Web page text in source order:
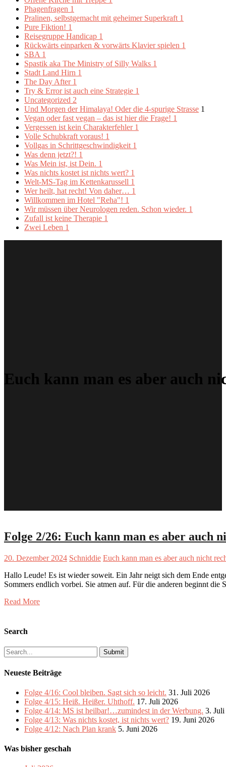
Phagenfragen 1
Pralinen, selbstgemacht mit geheimer Superkraft 1
Pure Fiktion! 1
Reisegruppe Handicap 1
Rückwärts einparken & vorwärts Klavier spielen 1
SBA 1
Spastik aka The Ministry of Silly Walks 1
Stadt Land Hirn 1
The Day After 1
Try & Error ist auch eine Strategie 1
Uncategorized 2
Und Morgen der Himalaya! Oder die 4-spurige Strasse 1
Vegan oder fast vegan – das ist hier die Frage! 1
Vergessen ist kein Charakterfehler 1
Volle Schubkraft voraus! 1
Vollgas in Schrittgeschwindigkeit 1
Was denn jetzt?! 1
Was Mein ist, ist Dein. 1
Was nichts kostet ist nichts wert? 1
Welt-MS-Tag im Kettenkarussell 1
Wer heilt, hat recht! Von daher… 1
Willkommen im Hotel "Reha"! 1
Wir müssen über Neurologen reden. Schon wieder. 1
Zufall ist keine Therapie 1
Zwei Leben 1
Euch kann man es aber auch
Folge 2/26: Euch kann man es aber auch
20. Dezember 2024 Schniddie Euch kann man es aber auch nicht
Hallo Leude! Es ist wieder soweit. Ein Jahr neigt sich dem Ende
Sommers endlich vorbei. Sie atmen auf. Für die anderen beginnt
Read More
Search
Search
for:
Neueste Beiträge
Folge 4/16: Cool bleiben. Sagt sich so leicht. 31. Juli 2026
Folge 4/15: Heiß. Heißer. Uhthoff. 17. Juli 2026
Folge 4/14: MS ist heilbar!…zumindest in der Werbung. 3.
Folge 4/13: Was nichts kostet, ist nichts wert? 19. Juni 2026
Folge 4/12: Nach Plan krank 5. Juni 2026
Was bisher geschah